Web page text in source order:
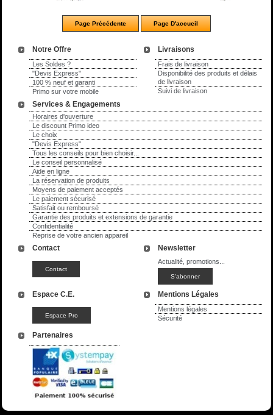
Notre Offre
Les Soldes ?
"Devis Express"
100 % neuf et garanti
Primo sur votre mobile
Livraisons
Frais de livraison
Disponibilité des produits et délais
de livraison
Suivi de livraison
Services & Engagements
Horaires d'ouverture
Le discount Primo ideo
Le choix
"Devis Express"
Tous les conseils pour bien choisir...
Le conseil personnalisé
Aide en ligne
La réservation de produits
Moyens de paiement acceptés
Le paiement sécurisé
Satisfait ou remboursé
Garantie des produits et extensions de garantie
Confidentialité
Reprise de votre ancien appareil
Contact Newsletter
Actualité, promotions...
Espace C.E. Mentions Légales
Mentions légales
Sécurité
Partenaires